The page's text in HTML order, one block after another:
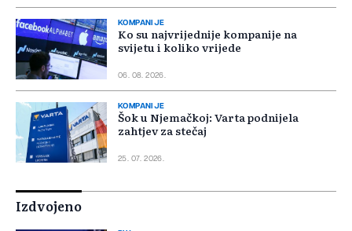
KOMPANIJE
Ko su najvrijednije kompanije na
svijetu i koliko vrijede
06. 08. 2026.
KOMPANIJE
Šok u Njemačkoj: Varta podnijela
zahtjev za stečaj
25. 07. 2026.
Izdvojeno